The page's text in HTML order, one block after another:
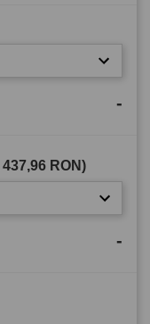
-
437,96 RON)
-